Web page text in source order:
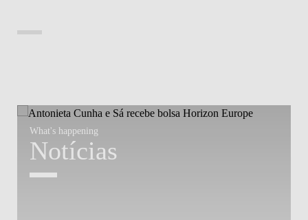
What's happening
Notícias